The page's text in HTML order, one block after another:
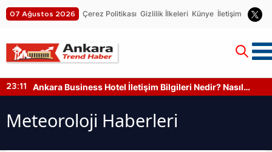
07 Ağustos 2026 Çerez Politikası Gizlilik İlkeleri Künye İletişim
23:11
Ankara Business Hotel İletişim Bilgileri Nedir? Nasıl
Meteoroloji Haberleri